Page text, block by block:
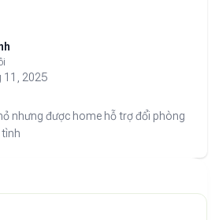
11, 2025
nhưng được home hỗ trợ đổi phòng
tình